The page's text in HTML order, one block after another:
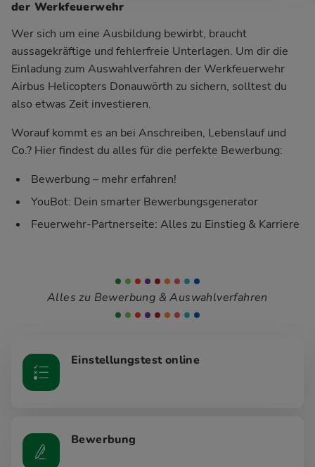
der Werkfeuerwehr
Wer sich um eine Ausbildung bewirbt, braucht
aussagekräftige und fehlerfreie Unterlagen. Um dir die
Einladung zum Auswahlverfahren der Werkfeuerwehr
Airbus Helicopters Donauwörth zu sichern, solltest du
also etwas Zeit investieren.
Worauf kommt es an bei Anschreiben, Lebenslauf und
Co.? Hier findest du alles für die perfekte Bewerbung:
Bewerbung – mehr erfahren!
YouBot: Dein smarter Bewerbungsgenerator
Feuerwehr-Partnerseite: Alles zu Einstieg & Karriere
Alles zu Bewerbung & Auswahlverfahren
Einstellungstest online
Bewerbung